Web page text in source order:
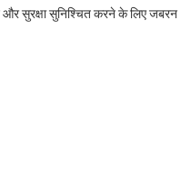
और सुरक्षा सुनिश्चित करने के लिए जबरन